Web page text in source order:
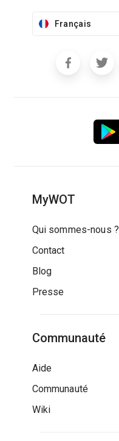
Français
MyWOT
Qui sommes-nous ?
Contact
Blog
Presse
Communauté
Aide
Communauté
Wiki